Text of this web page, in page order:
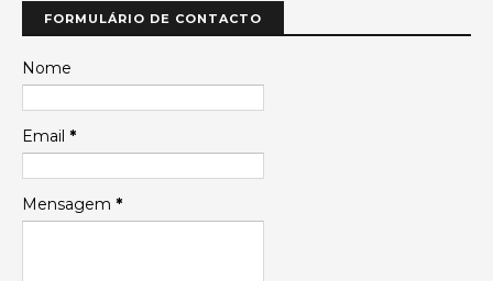
FORMULÁRIO DE CONTACTO
Nome
Email *
Mensagem *